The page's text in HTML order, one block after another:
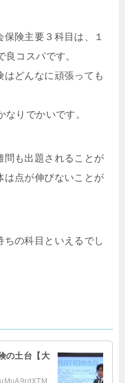
険主要３科目は、１
コスパです。
どんなに頑張っても
なりでかいです。
問も出題されることが
は点が伸びないことが
の科目といえるでし
の土台【大